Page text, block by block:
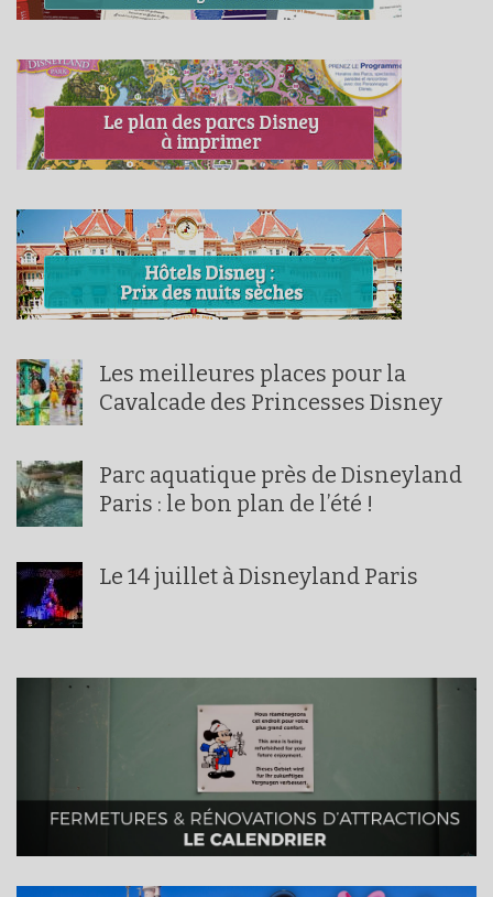
Les meilleures places pour la
Cavalcade des Princesses Disney
Parc aquatique près de Disneyland
Paris : le bon plan de l’été !
Le 14 juillet à Disneyland Paris